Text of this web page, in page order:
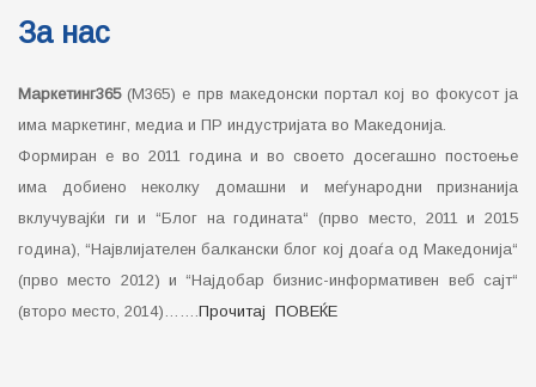
За нас
Маркетинг365(М365) е прв македонски портал кој во фокусот ја
има маркетинг, медиа и ПР индустријата во Македонија.
Формиран е во 2011 година и во своето досегашно постоење
има добиено неколку домашни и меѓународни признанија
вклучувајќи ги и “Блог на годината“ (прво место, 2011 и 2015
година), “Највлијателен балкански блог кој доаѓа од Македонија“
(прво место 2012) и “Најдобар бизнис-информативен веб сајт“
(второ место, 2014)…….Прочитај ПОВЕЌЕ